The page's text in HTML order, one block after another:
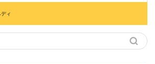
ィ